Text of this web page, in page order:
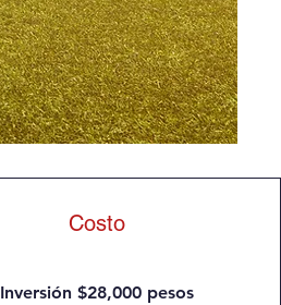
Costo
Inversión $28,000 pesos